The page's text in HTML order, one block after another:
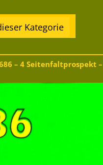
Kategorie
– 4 Seitenfaltprospekt –